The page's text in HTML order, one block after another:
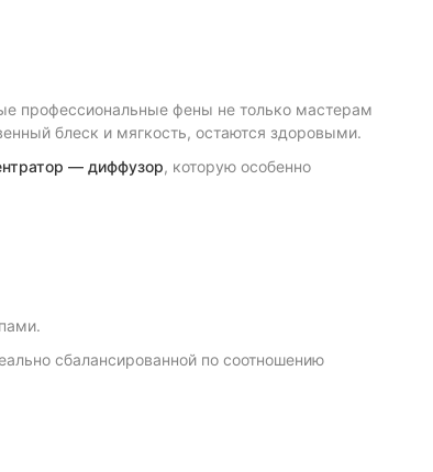
профессиональные фены не только мастерам
блеск и мягкость, остаются здоровыми.
— диффузор, которую особенно
сбалансированной по соотношению